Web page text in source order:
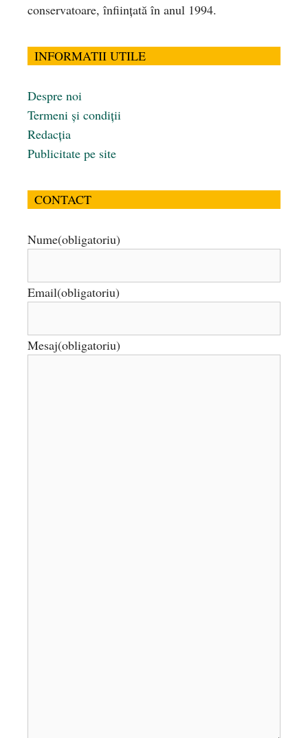
conservatoare, înfiinţată în anul 1994.
INFORMATII UTILE
Despre noi
Termeni și condiții
Redacția
Publicitate pe site
CONTACT
Nume(obligatoriu)
Email(obligatoriu)
Mesaj(obligatoriu)